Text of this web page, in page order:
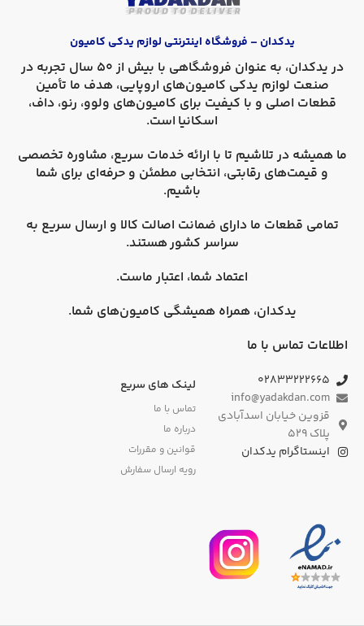
یدکدان – فروشگاه اینترنتی لوازم یدکی کامیون
در یدکدان
، به عنوان فروشگاهی با بیش از 50 سال تجربه در
صنعت لوازم یدکی کامیون‌های اروپایی، هدف ما تأمین
قطعات اصلی و با کیفیت برای کامیون‌های ولوو، رنو، داف،
اسکانیا است.
ما همیشه در تلاشیم تا با ارائه خدمات سریع، مشاوره تخصصی
و قیمت‌های رقابتی، انتخابی مطمئن و حرفه‌ای برای شما
باشیم.
تمامی قطعات ما دارای ضمانت اصالت کالا و ارسال سریع به
سراسر کشورهستند.
اعتماد شما، اعتبار ماست.
یدکدان، همراه همیشگی کامیون‌های شما.
اطلاعات تماس با ما
۰۲۸۳۳۲۲۲۶۶۵
info@yadakdan.com
قزوین خیابان اسدآبادی
پلاک ۵۲۹
اینستاگرام یدکدان
لینک های سریع
تماس با ما
درباره ما
قوانین و مقررات
رویه ارسال سفارش